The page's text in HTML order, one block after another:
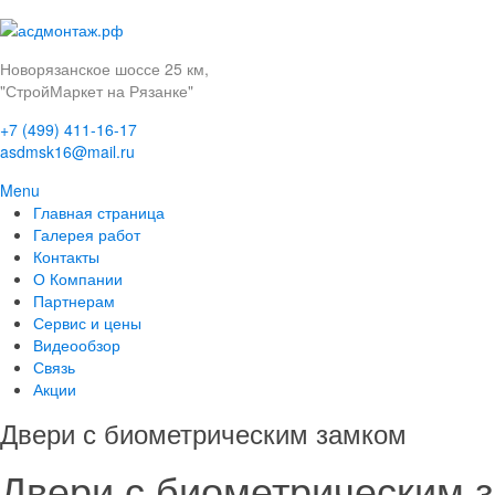
Новорязанское шоссе 25 км,
"СтройМаркет на Рязанке"
+7 (499) 411-16-17
asdmsk16@mail.ru
Menu
Главная страница
Галерея работ
Контакты
О Компании
Партнерам
Сервис и цены
Видеообзор
Связь
Акции
Двери с биометрическим замком